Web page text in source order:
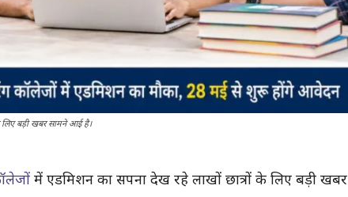
लिए बड़ी खबर सामने आई है।
में एडमिशन का सपना देख रहे लाखों छात्रों के लिए बड़ी खबर